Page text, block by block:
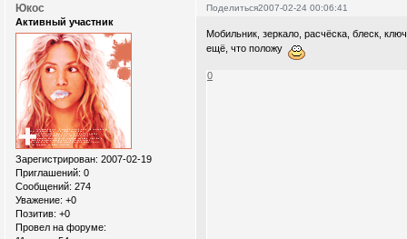
Поделиться2007-02-24 00:06:41
Юкос
Активный участник
Зарегистрирован: 2007-02-19
Приглашений: 0
Сообщений: 274
Уважение: +0
Позитив: +0
Провел на форуме:
Мобильник, зеркало, расчёска, блеск,
ещё, что положу
0